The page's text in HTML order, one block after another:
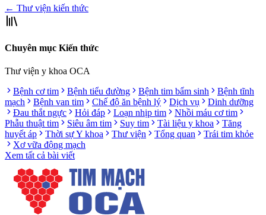
← Thư viện kiến thức
Chuyên mục Kiến thức
Thư viện y khoa OCA
Bệnh cơ tim
Bệnh tiểu đường Bệnh tim bẩm sinh
Bệnh tĩnh
mạch
Bệnh van tim Chế độ ăn bệnh lý Dịch vụ
Dinh dưỡng
Đau thắt ngực
Hỏi đáp Loạn nhịp tim
Nhồi máu cơ tim
Phẫu thuật tim
Siêu âm tim Suy tim Tài liệu y khoa
Tăng
huyết áp
Thời sự Y khoa Thư viện Tổng quan
Trái tim khỏe
Xơ vữa động mạch
Xem tất cả bài viết